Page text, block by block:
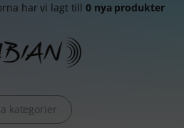
har vi lagt till0 nya produkter
kategorier